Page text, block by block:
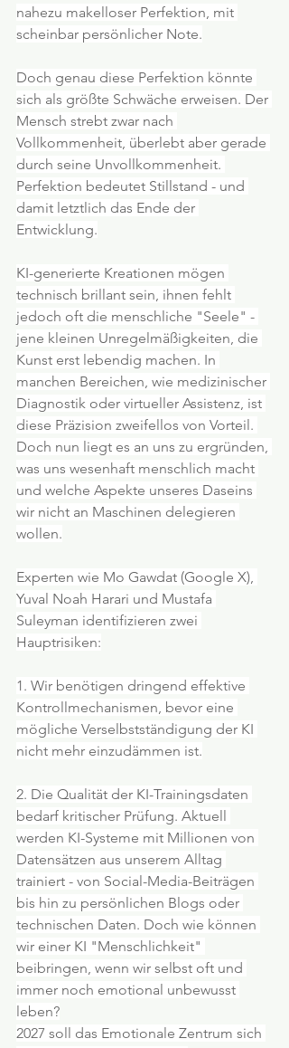
nahezu makelloser Perfektion, mit
scheinbar persönlicher Note.
Doch genau diese Perfektion könnte
sich als größte Schwäche erweisen. Der
Mensch strebt zwar nach
Vollkommenheit, überlebt aber gerade
durch seine Unvollkommenheit.
Perfektion bedeutet Stillstand - und
damit letztlich das Ende der
Entwicklung.
KI-generierte Kreationen mögen
technisch brillant sein, ihnen fehlt
jedoch oft die menschliche "Seele" -
jene kleinen Unregelmäßigkeiten, die
Kunst erst lebendig machen. In
manchen Bereichen, wie medizinischer
Diagnostik oder virtueller Assistenz, ist
diese Präzision zweifellos von Vorteil.
Doch nun liegt es an uns zu ergründen,
was uns wesenhaft menschlich macht
und welche Aspekte unseres Daseins
wir nicht an Maschinen delegieren
wollen.
Experten wie Mo Gawdat (Google X),
Yuval Noah Harari und Mustafa
Suleyman identifizieren zwei
Hauptrisiken:
1. Wir benötigen dringend effektive
Kontrollmechanismen, bevor eine
mögliche Verselbstständigung der KI
nicht mehr einzudämmen ist.
2. Die Qualität der KI-Trainingsdaten
bedarf kritischer Prüfung. Aktuell
werden KI-Systeme mit Millionen von
Datensätzen aus unserem Alltag
trainiert - von Social-Media-Beiträgen
bis hin zu persönlichen Blogs oder
technischen Daten. Doch wie können
wir einer KI "Menschlichkeit"
beibringen, wenn wir selbst oft und
immer noch emotional unbewusst
leben?
2027 soll das Emotionale Zentrum sich